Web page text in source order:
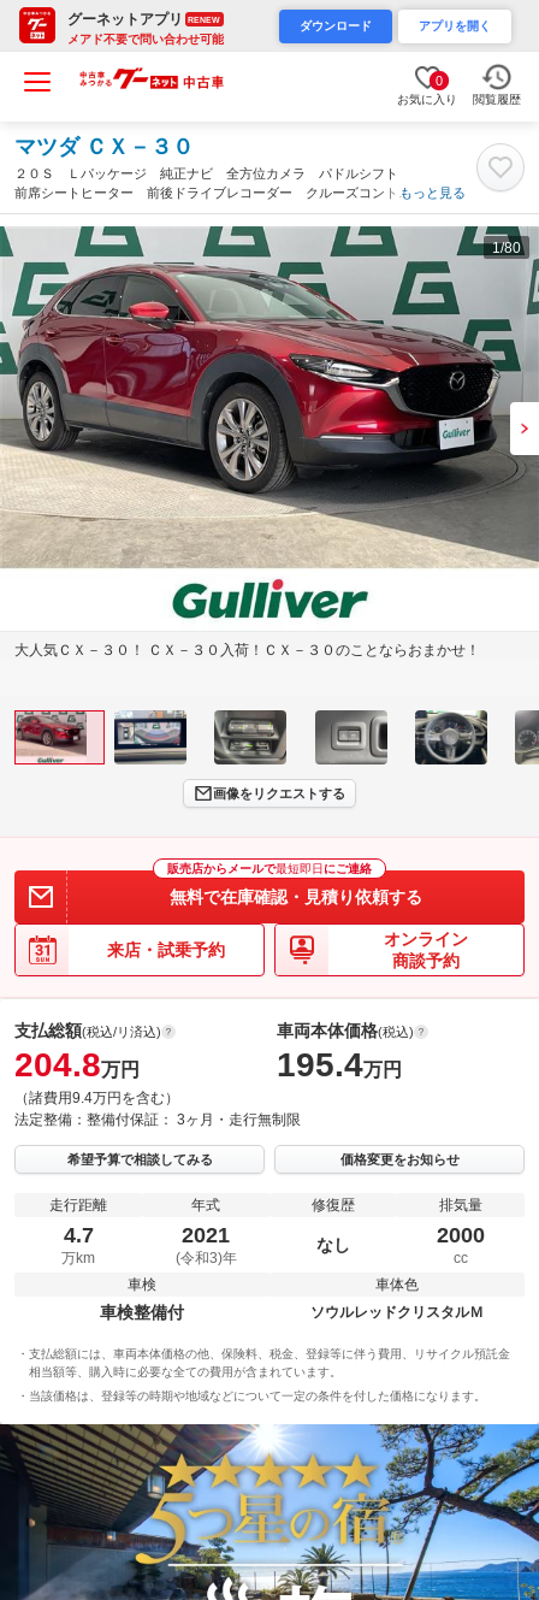
グーネットアプリ RENEW
メアド不要で問い合わせ可能
ダウンロード アプリを開く
0
お気に入り 閲覧履歴
マツダ ＣＸ－３０
２０Ｓ Ｌパッケージ 純正ナビ 全方位カメラ パドルシフト
前席シートヒーター 前後ドライブレコーダー クルーズコントロ
ール ＥＴＣ 前後コーナーセンサー ステアリングヒーター オ
ートマチックハイビーム フロントフォグ（鹿児島県）
もっと見る
1/80
大人気ＣＸ－３０！ ＣＸ－３０入荷！ＣＸ－３０のことならおまかせ！
画像をリクエストする
販売店からメールで最短即日 にご連絡
無料で在庫確認・見積り依頼する
来店・試乗予約
オンライン
商談予約
支払総額(税込/リ済込)
204.8万円
（諸費用9.4万円を含む）
車両本体価格(税込)
195.4万円
法定整備： 整備付保証： 3ヶ月・走行無制限
希望予算で相談してみる 価格変更をお知らせ
走行距離
4.7
万km
年式
2021
(令和3)年
修復歴
なし
排気量
2000
cc
車検
車検整備付
車体色
ソウルレッドクリスタルＭ
支払総額には、車両本体価格の他、保険料、税金、登録等に伴う費用、リサイクル預託金
相当額等、購入時に必要な全ての費用が含まれています。
当該価格は、登録等の時期や地域などについて一定の条件を付した価格になります。